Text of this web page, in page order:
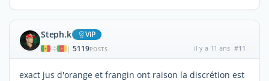
Steph.k ViP
| 5119POSTS il y a 11 ans #11
exact jus d'orange et frangin ont raison la discrétion est